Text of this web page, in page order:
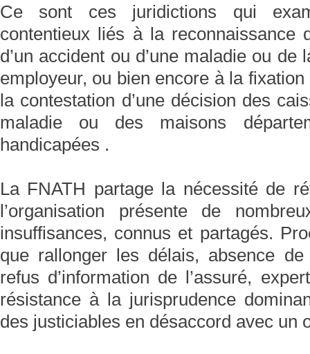
Ce sont ces juridictions qui
contentieux liés à la reconnaissance
d’un accident ou d’une maladie ou
employeur, ou bien encore à la fixation
la contestation d’une décision des
maladie ou des maisons
handicapées .
La FNATH partage la nécessité de
l’organisation présente de
insuffisances, connus et partagés.
que rallonger les délais, absence
refus d’information de l’assuré,
résistance à la jurisprudence
des justiciables en désaccord avec un